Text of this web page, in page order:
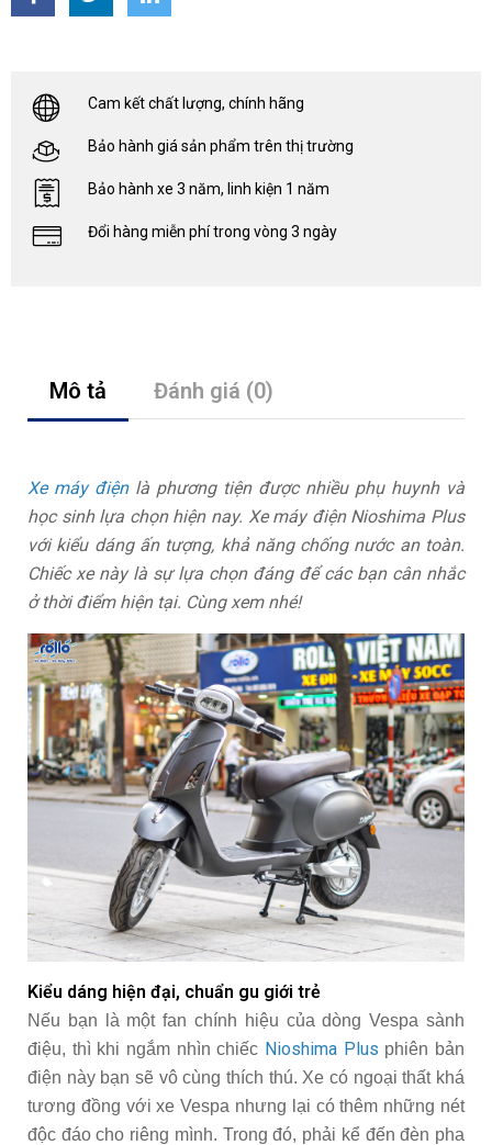
Cam kết chất lượng, chính hãng
Bảo hành giá sản phẩm trên thị trường
Bảo hành xe 3 năm, linh kiện 1 năm
Đổi hàng miễn phí trong vòng 3 ngày
Mô tả Đánh giá (0)
Xe máy điệnlà phương tiện được nhiều phụ huynh và
học sinh lựa chọn hiện nay. Xe máy điện Nioshima Plus
với kiểu dáng ấn tượng, khả năng chống nước an toàn.
Chiếc xe này là sự lựa chọn đáng để các bạn cân nhắc
ở thời điểm hiện tại. Cùng xem nhé!
Kiểu dáng hiện đại, chuẩn gu giới trẻ
Nếu bạn là một fan chính hiệu của dòng Vespa sành
điệu, thì khi ngắm nhìn chiếc Nioshima Plus phiên bản
điện này bạn sẽ vô cùng thích thú. Xe có ngoại thất khá
tương đồng với xe Vespa nhưng lại có thêm những nét
độc đáo cho riêng mình. Trong đó, phải kể đến đèn pha